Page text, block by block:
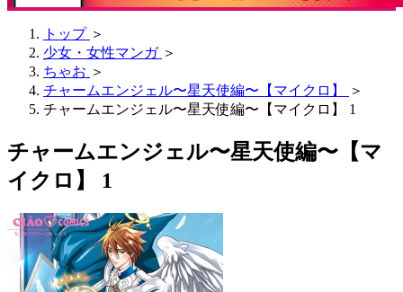
トップ ＞
少女・女性マンガ ＞
ちゃお ＞
チャームエンジェル〜星天使編〜【マイクロ】
＞
チャームエンジェル〜星天使編〜【マイクロ】 1
チャームエンジェル〜星天使編〜【マ
イクロ】 1